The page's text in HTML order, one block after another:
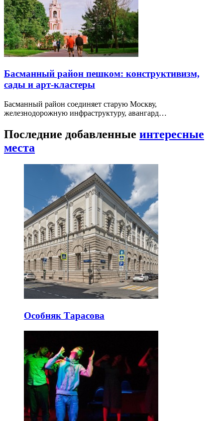
Басманный район пешком: конструктивизм,
сады и арт-кластеры
Басманный район соединяет старую Москву,
железнодорожную инфраструктуру, авангард…
Последние добавленные интересные
места
Особняк Тарасова